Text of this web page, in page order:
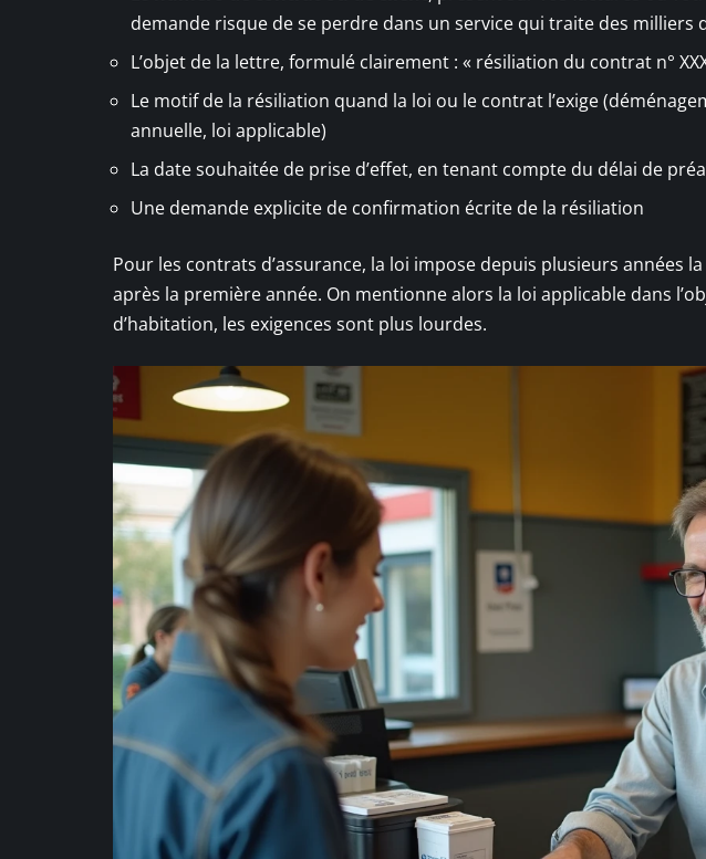
demande risque de se perdre dans un service qui traite des milliers
L’objet de la lettre, formulé clairement : « résiliation du contrat n°
Le motif de la résiliation quand la loi ou le contrat l’exige
annuelle, loi applicable)
La date souhaitée de prise d’effet, en tenant compte du délai de
Une demande explicite de confirmation écrite de la résiliation
Pour les contrats d’assurance, la loi impose depuis plusieurs années
après la première année. On mentionne alors la loi applicable dans
d’habitation, les exigences sont plus lourdes.